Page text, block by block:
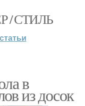
/ СТИЛЬ
статьи
в
из досок